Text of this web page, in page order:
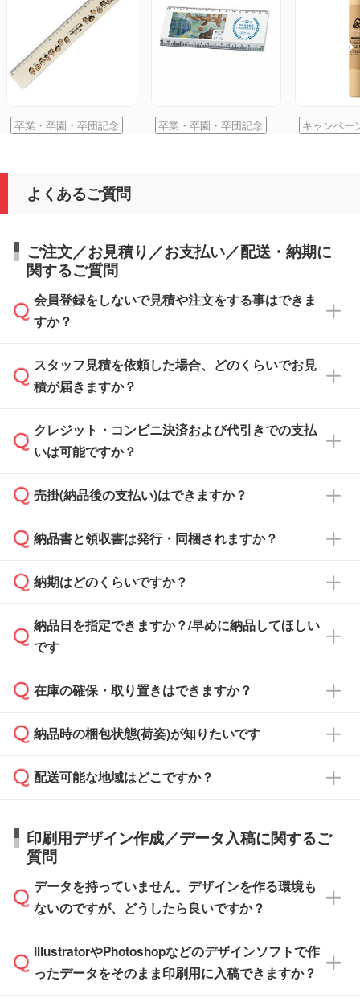
卒業・卒園・卒団記念 卒業・卒園・卒団記念 キャンペー
よくあるご質問
ご注文／お見積り／お支払い／配送・納期に
関するご質問
会員登録をしないで見積や注文をする事はできま
すか？
可能です。見積・注文フォームにて『ゲストの
まま進む』ボタンからお進みのうえ、ご依頼く
スタッフ見積を依頼した場合、どのくらいでお見
積が届きますか？
通常、翌営業日までにお送りしております。混
雑状況によっては、お時間をいただくこともご
依頼いただいた場合は、翌営業日以降のご連絡
クレジット・コンビニ決済および代引きでの支払
いは可能ですか？
銀行振込のみのご対応となります。
売掛(納品後の支払い)はできますか？
基本的には先入金をお願いしておりますが、自
どの場合は、月末締め翌月末払いに対応可能で
また、卒業・卒園記念品で対策委員会や個人様
校や幼稚園・保育園であれば、同様の条件でご
ご希望の際は担当スタッフまでお気軽にご相談
ください。
納品書と領収書は発行・同梱されますか？
納品書・領収書は ご依頼をいただいた場合の
ず、通常はPDFデータをメール添付でお送りし
ます。
たは注文フォームの『ご注文に関する備考欄』
納期はどのくらいですか？
・印刷する場合(500個程度)
ご入金、イメージ画像の校了から約2週間～2
ご入金確認後、1～2営業日で出荷いたしま
タッフまでお問い合わせください。
ル」に注文予定日をご入力いただくと、おおよ
その締切日や出荷目安をご確認いただけます。
品が決まりましたらお早めのご発注をお願いい
たします。
納品日を指定できますか？/早めに納品してほしい
です
ご希望の納期がある場合は、お問い合わせ・お
い。
応が可能かご案内いたします。
す。>>対象商品はこちら
※最短出荷日は商品によって異なります。各商
品ページにてご確認ください
在庫の確保・取り置きはできますか？
ご入金確認後に在庫を確保し、注文確定のご連
はできかねますので予めご了承ください。
納品時の梱包状態(荷姿)が知りたいです
商品によって異なります。各ページにある商品
す。(白箱、化粧箱、ブリスターパックなど)
【袋入り】 商品がひとつずつ袋に入っていま
す。(透明袋、デザイン袋など)
【個包装なし】 個包装がされていない状態で
※化粧箱から白箱への入れ替えや、オリジナル
箱の作成は原則承っておりません。
配送可能な地域はどこですか？
日本全国へお届けが可能です。なお、海外への
直接納品は行っておりませんので予めご了承く
ださい。
印刷用デザイン作成／データ入稿に関するご
質問
データを持っていません。デザインを作る環境も
ないのですが、どうしたら良いですか？
無料の「デザインシミュレーター」を使えば、
PCやスマホから簡単にデザインを作成できま
IllustratorやPhotoshopなどのデザインソフトで作
ったデータをそのまま印刷用に入稿できますか？